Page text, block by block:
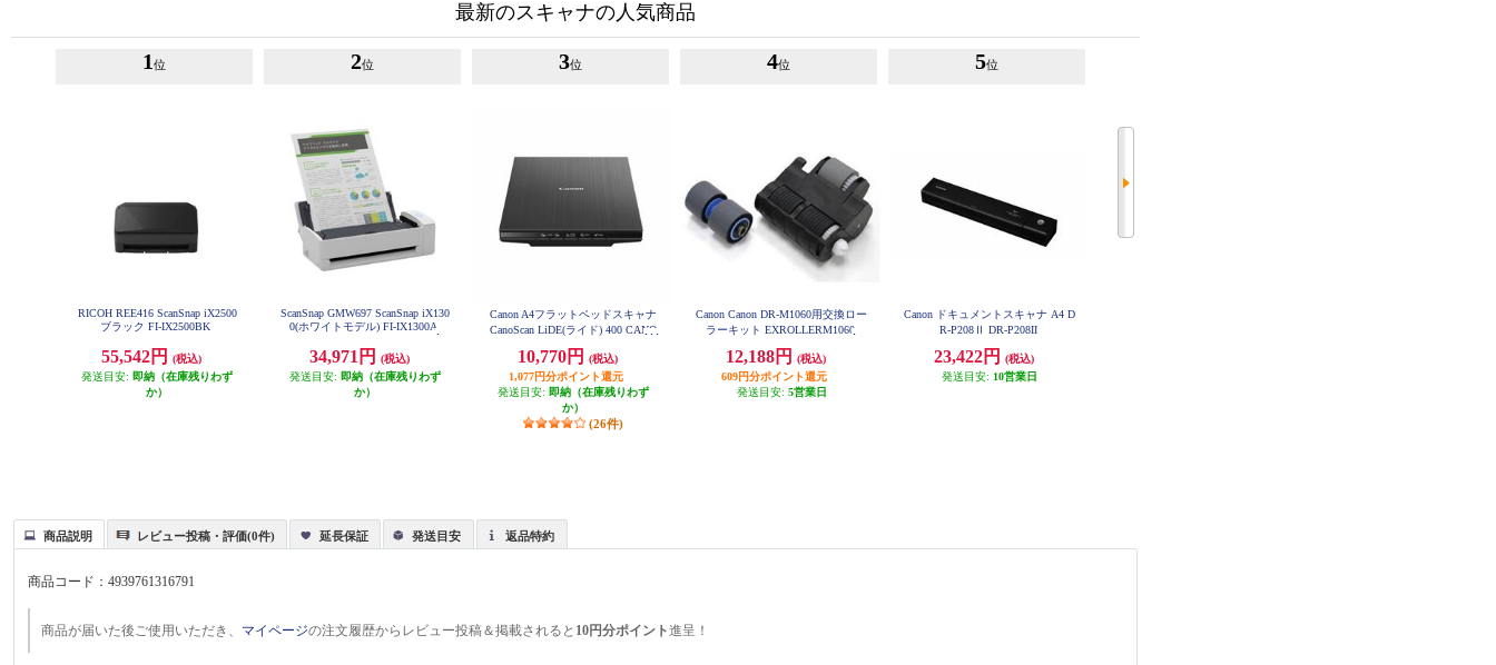
最新のスキャナの人気商品
1 位
RICOH REE416 ScanSnap iX2500
ブラック FI-IX2500BK
55,542円
(税込)
発送目安: 即納（在庫残りわず
か）
2位
ScanSnap GMW697 ScanSnap iX130
0(ホワイトモデル) FI-IX1300A
34,971円
(税込)
発送目安: 即納（在庫残りわず
か）
3位
Canon A4フラットベッドスキャナ
CanoScan LiDE(ライド) 400 CANO
10,770円
(税込)
1,077円分ポイント還元
発送目安: 即納（在庫残りわず
か）
(26件)
4位
Canon Canon DR-M1060用交換ロー
ラーキット EXROLLERM1060
12,188円
(税込)
609円分ポイント還元
発送目安: 5営業日
5位
Canon ドキュメントスキャナ A4 D
R-P208Ⅱ DR-P208II
23,422円
(税込)
発送目安: 10営業日
商品説明 レビュー投稿・評価(0件) 延長保証 発送目安 返品特約
商品コード：4939761316791
商品が届いた後ご使用いただき、 マイページの注文履歴からレビュー投稿＆掲載されると 10円分ポイント進呈！